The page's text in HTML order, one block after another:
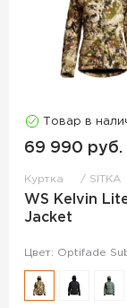
Товар в
69 990 руб.
Куртка SITKA
WS Kelvin
Jacket
Цвет: Optifade